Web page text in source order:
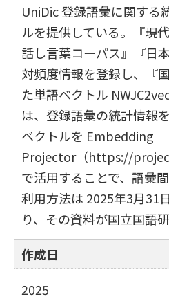
UniDic 登録語彙に関する
ルを提供している。『現
話し言葉コーパス』『日
対頻度情報を登録し、『
た単語ベクトル
は、登録語彙の統計情報
ベクトルを Embedding
Projector（https://
で活用することで、語彙
利用方法は 2025年3月31
り、その資料が国立国語
作成日
2025